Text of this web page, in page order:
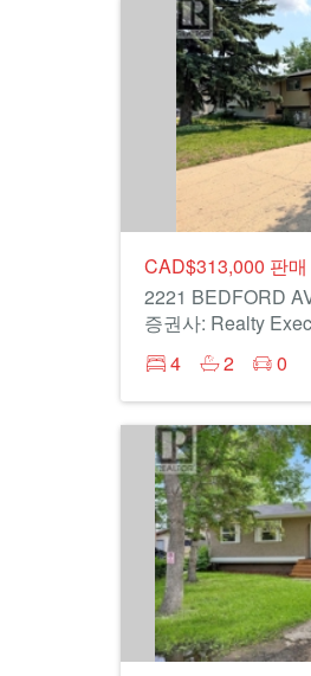
CAD$313,000 판매
2221 BEDFORD
증권사: Realty
4
2 0